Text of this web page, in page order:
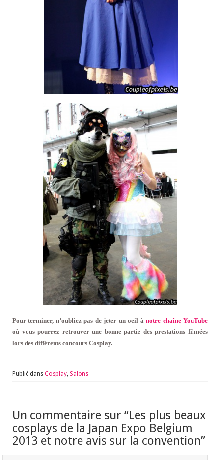
Pour terminer, n’oubliez pas de jeter un oeil ànotre chaîne YouTube
où vous pourrez retrouver une bonne partie des prestations filmées
lors des différents concours Cosplay.
Publié dans Cosplay, Salons
Un commentaire sur “Les plus beaux
cosplays de la Japan Expo Belgium
2013 et notre avis sur la convention”